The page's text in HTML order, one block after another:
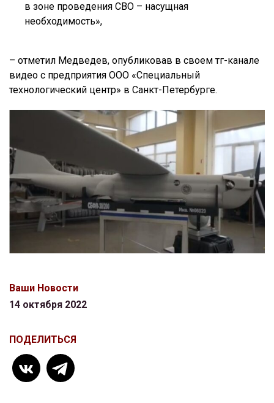
в зоне проведения СВО – насущная
необходимость»,
– отметил Медведев, опубликовав в своем тг-канале
видео с предприятия ООО «Специальный
технологический центр» в Санкт-Петербурге.
Ваши Новости
14 октября 2022
ПОДЕЛИТЬСЯ